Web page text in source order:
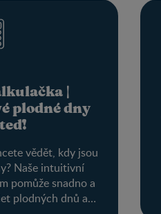
|
plodné dny
vědět, kdy jsou
Naše intuitivní
pomůže snadno a
plodných dnů a